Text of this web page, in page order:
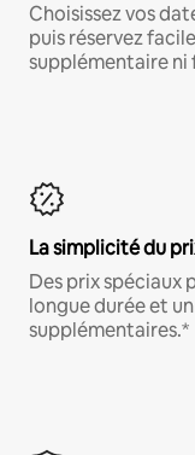
Choisissez vos
puis réservez
supplémentaire
La simplicité du
Des prix spéciaux
longue durée et
supplémentaires.*